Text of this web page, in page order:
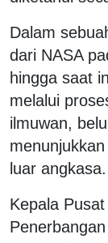
Dalam
dari NASA
hingga saat
melalui
ilmuwan,
luar angkasa.
Kepala